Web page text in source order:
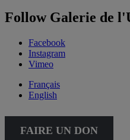
Follow Galerie de
Facebook
Instagram
Vimeo
Français
English
FAIRE UN DON